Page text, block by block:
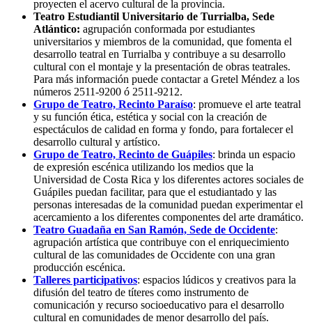
proyecten el acervo cultural de la provincia.
Teatro Estudiantil Universitario de Turrialba, Sede
Atlántico: agrupación conformada por estudiantes
universitarios y miembros de la comunidad, que fomenta el
desarrollo teatral en Turrialba y contribuye a su desarrollo
cultural con el montaje y la presentación de obras teatrales.
Para más información puede contactar a Gretel Méndez a los
números 2511-9200 ó 2511-9212.
Grupo de Teatro, Recinto Paraíso: promueve el arte teatral
y su función ética, estética y social con la creación de
espectáculos de calidad en forma y fondo, para fortalecer el
desarrollo cultural y artístico.
Grupo de Teatro, Recinto de Guápiles: brinda un espacio
de expresión escénica utilizando los medios que la
Universidad de Costa Rica y los diferentes actores sociales de
Guápiles puedan facilitar, para que el estudiantado y las
personas interesadas de la comunidad puedan experimentar el
acercamiento a los diferentes componentes del arte dramático.
Teatro Guadaña en San Ramón, Sede de Occidente:
agrupación artística que contribuye con el enriquecimiento
cultural de las comunidades de Occidente con una gran
producción escénica.
Talleres participativos: espacios lúdicos y creativos para la
difusión del teatro de títeres como instrumento de
comunicación y recurso socioeducativo para el desarrollo
cultural en comunidades de menor desarrollo del país.